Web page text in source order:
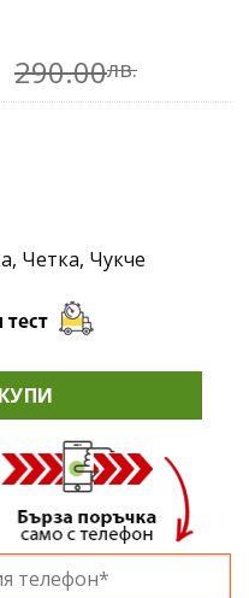
290.00лв.
Четка, Чукче
ИНВЕРТОРЕН
КУПИ